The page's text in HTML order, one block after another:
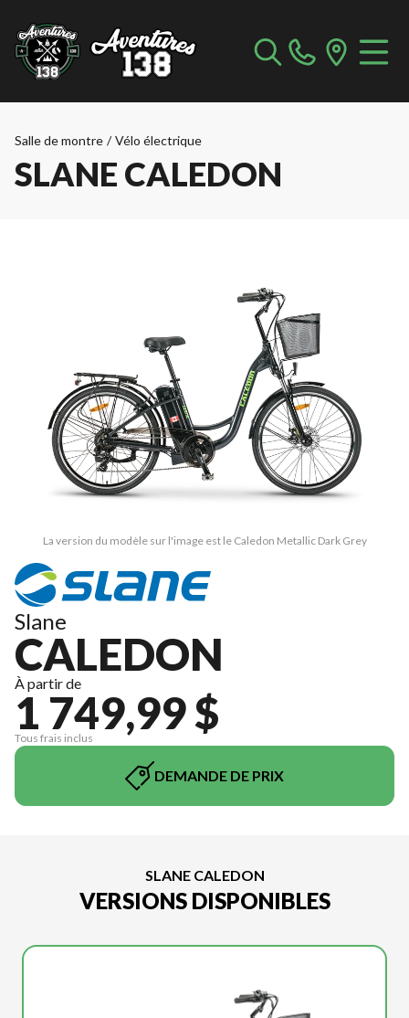
Salle de montre / Vélo électrique
SLANE CALEDON
La version du modèle sur l'image est le Caledon Metallic Dark Grey
Slane
CALEDON
À partir de
1 749,99 $
Tous frais inclus
DEMANDE DE PRIX
SLANE CALEDON
VERSIONS DISPONIBLES